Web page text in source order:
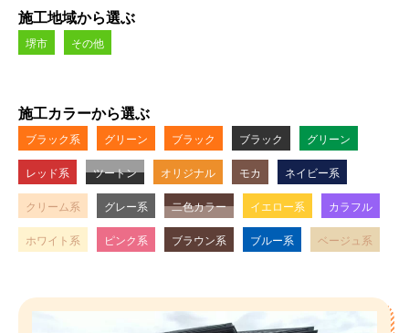
施工地域から選ぶ
堺市 その他
施工カラーから選ぶ
ブラック系 グリーン ブラック ブラック グリーン
レッド系 ツートン オリジナル モカ ネイビー系
クリーム系 グレー系 二色カラー イエロー系 カラフル
ホワイト系 ピンク系 ブラウン系 ブルー系 ベージュ系